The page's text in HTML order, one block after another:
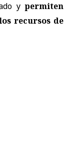
y permiten
recursos de